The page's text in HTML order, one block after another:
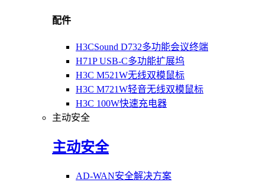
配件
H3CSound D732多功能会议终端
H71P USB-C多功能扩展坞
H3C M521W无线双模鼠标
H3C M721W轻音无线双模鼠标
H3C 100W快速充电器
主动安全
主动安全
AD-WAN安全解决方案